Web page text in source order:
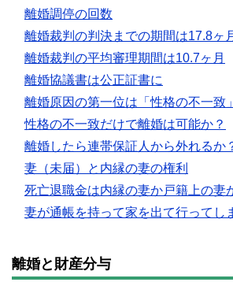
離婚調停の回数
離婚裁判の判決までの期間は17.8ヶ
離婚裁判の平均審理期間は10.7ヶ月
離婚協議書は公正証書に
離婚原因の第一位は「性格の不一致」
性格の不一致だけで離婚は可能か？
離婚したら連帯保証人から外れるか
妻（未届）と内縁の妻の権利
死亡退職金は内縁の妻か戸籍上の妻
妻が通帳を持って家を出て行ってし
離婚と財産分与